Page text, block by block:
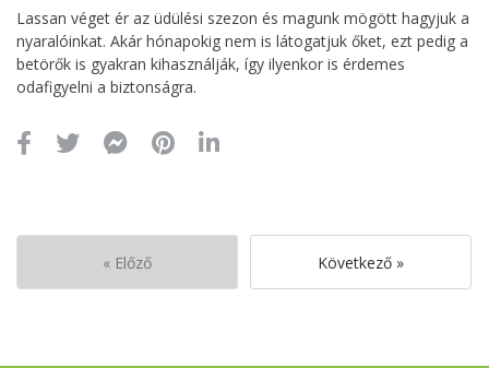
Lassan véget ér az üdülési szezon és magunk mögött hagyjuk a
nyaralóinkat. Akár hónapokig nem is látogatjuk őket, ezt pedig a
betörők is gyakran kihasználják, így ilyenkor is érdemes
odafigyelni a biztonságra.
« Előző Következő »